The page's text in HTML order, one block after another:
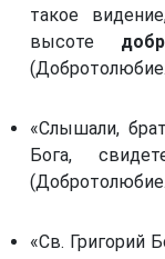
такое
высоте
«Слышали,
Бога,
«Св. Григорий